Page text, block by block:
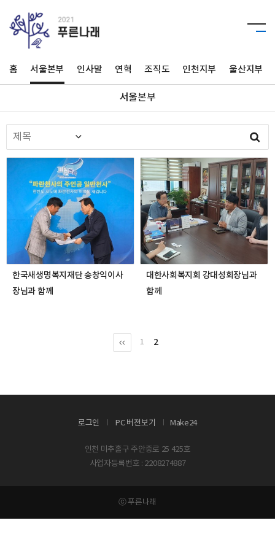
홈 서울본부 인사말 연혁 조직도 인천지부 울산지부
서울본부
한국새생명복지재단 송창익이사
장님과 함께
대한사회복지회 강대성회장님과
함께
1 2
로그인 PC 버전보기 Make24
인천 미추홀구 주안중로 25 425호
사업자등록번호 : 2208274887
ⓒ 푸른나래